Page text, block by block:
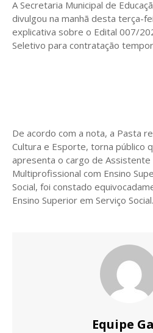
A Secretaria Municipal de
divulgou na manhã desta terça-
explicativa sobre o Edital 007/
Seletivo para contratação
De acordo com a nota, a Pasta
Cultura e Esporte, torna público
apresenta o cargo de Assistente
Multiprofissional com Ensino
Social, foi constado
Ensino Superior em Serviço Social.
Equipe